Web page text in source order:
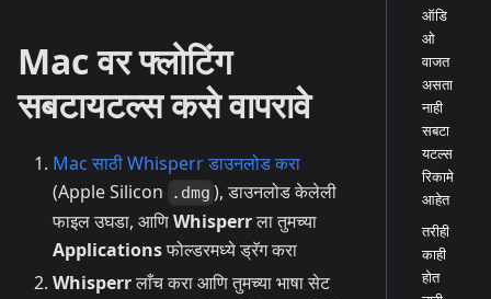
Mac वर फ्लोटिंग
सबटायटल्स कसे वापरावे
Mac साठी Whisperr डाउनलोड करा
(Apple Silicon
.dmg ), डाउनलोड केलेली
फाइल उघडा, आणिWhisperrला तुमच्या
Applicationsफोल्डरमध्ये ड्रॅग करा
Whisperrलाँच करा आणि तुमच्या भाषा सेट
ऑडि
ओ
वाजत
असता
नाही
सबटा
यटल्स
रिकामे
आहेत
तरीही
काही
होत